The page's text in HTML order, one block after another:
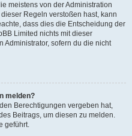
meistens von der Administration
Regeln verstoßen hast, kann
dass dies die Entscheidung der
Limited nichts mit dieser
Administrator, sofern du die nicht
melden?
Berechtigungen vergeben hat,
Beitrags, um diesen zu melden.
geführt.